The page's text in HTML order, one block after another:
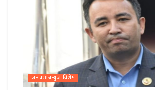
जनप्रभाबन्युज विशेष